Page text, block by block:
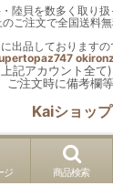
陸貝を数多く取り扱
ご注文で全国送料
出品しておりますの
記アカウント全て
注文時に備考欄
Kaiショップ
ジ 商品検索